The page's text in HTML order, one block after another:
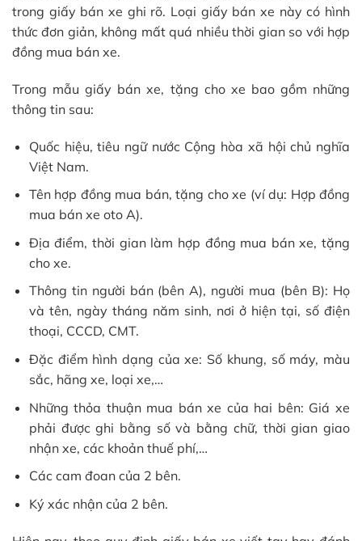
trong giấy bán xe ghi rõ. Loại giấy bán xe này có hình
thức đơn giản, không mất quá nhiều thời gian so với hợp
đồng mua bán xe.
Trong mẫu giấy bán xe, tặng cho xe bao gồm những
thông tin sau:
Quốc hiệu, tiêu ngữ nước Cộng hòa xã hội chủ nghĩa
Việt Nam.
Tên hợp đồng mua bán, tặng cho xe (ví dụ: Hợp đồng
mua bán xe oto A).
Địa điểm, thời gian làm hợp đồng mua bán xe, tặng
cho xe.
Thông tin người bán (bên A), người mua (bên B): Họ
và tên, ngày tháng năm sinh, nơi ở hiện tại, số điện
thoại, CCCD, CMT.
Đặc điểm hình dạng của xe: Số khung, số máy, màu
sắc, hãng xe, loại xe,…
Những thỏa thuận mua bán xe của hai bên: Giá xe
phải được ghi bằng số và bằng chữ, thời gian giao
nhận xe, các khoản thuế phí,…
Các cam đoan của 2 bên.
Ký xác nhận của 2 bên.